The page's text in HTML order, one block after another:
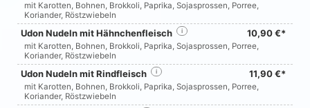
mit Karotten, Bohnen, Brokkoli, Paprika, Sojasprossen, Porree,
Koriander, Röstzwiebeln
Udon Nudeln mit Hähnchenfleisch 10,90 €*
i
mit Karotten, Bohnen, Brokkoli, Paprika, Sojasprossen, Porree,
Koriander, Röstzwiebeln
Udon Nudeln mit Rindfleisch 11,90 €*
i
mit Karotten, Bohnen, Brokkoli, Paprika, Sojasprossen, Porree,
Koriander, Röstzwiebeln